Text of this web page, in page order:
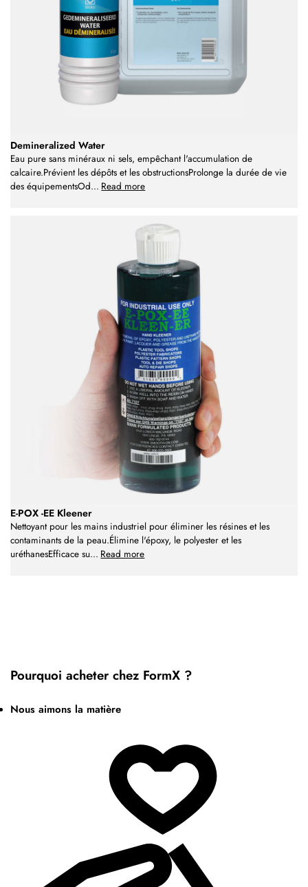
Demineralized Water
Eau pure sans minéraux ni sels, empêchant l'accumulation de
calcaire.Prévient les dépôts et les obstructionsProlonge la durée de vie
des équipementsOd... Read more
E-POX -EE Kleener
Nettoyant pour les mains industriel pour éliminer les résines et les
contaminants de la peau.Élimine l'époxy, le polyester et les
uréthanesEfficace su... Read more
Pourquoi acheter chez FormX ?
Nous aimons la matière